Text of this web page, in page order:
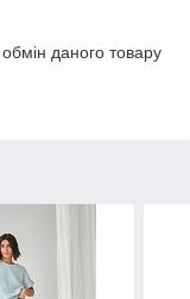
даного товару